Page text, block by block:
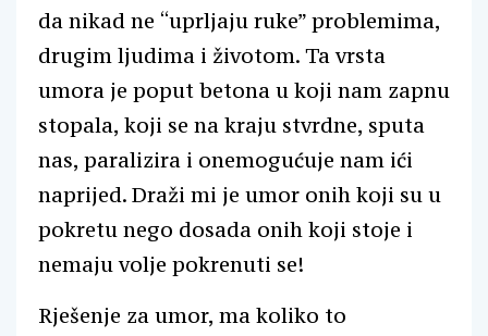
da nikad ne “uprljaju ruke” problemima,
drugim ljudima i životom. Ta vrsta
umora je poput betona u koji nam zapnu
stopala, koji se na kraju stvrdne, sputa
nas, paralizira i onemogućuje nam ići
naprijed. Draži mi je umor onih koji su u
pokretu nego dosada onih koji stoje i
nemaju volje pokrenuti se!
Rješenje za umor, ma koliko to